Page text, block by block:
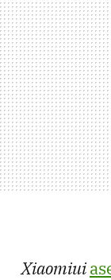
Xiaomiui